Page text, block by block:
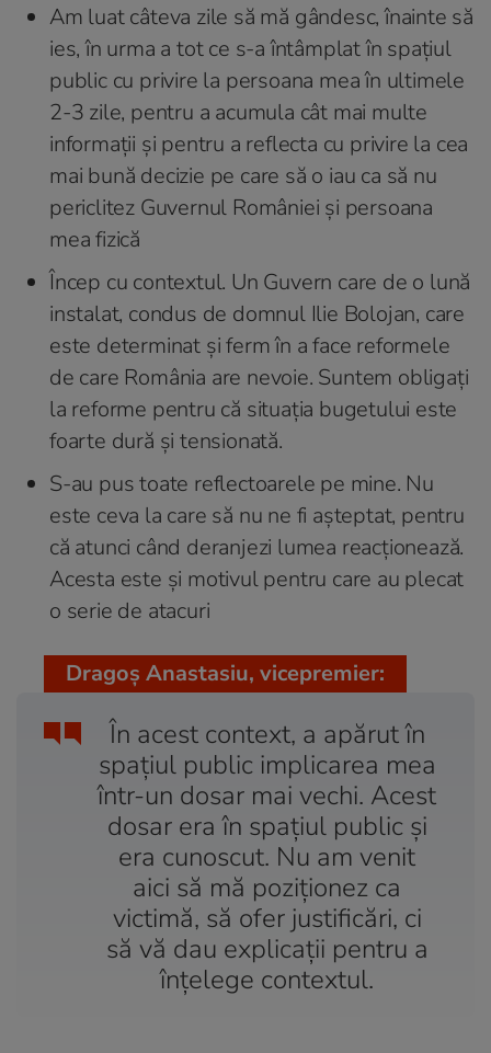
Am luat câteva zile să mă gândesc, înainte să
ies, în urma a tot ce s-a întâmplat în spațiul
public cu privire la persoana mea în ultimele
2-3 zile, pentru a acumula cât mai multe
informații și pentru a reflecta cu privire la cea
mai bună decizie pe care să o iau ca să nu
periclitez Guvernul României și persoana
mea fizică
Încep cu contextul. Un Guvern care de o lună
instalat, condus de domnul Ilie Bolojan, care
este determinat și ferm în a face reformele
de care România are nevoie. Suntem obligați
la reforme pentru că situația bugetului este
foarte dură și tensionată.
S-au pus toate reflectoarele pe mine. Nu
este ceva la care să nu ne fi așteptat, pentru
că atunci când deranjezi lumea reacționează.
Acesta este și motivul pentru care au plecat
o serie de atacuri
În acest context, a apărut în
spațiul public implicarea mea
într-un dosar mai vechi. Acest
dosar era în spațiul public și
era cunoscut. Nu am venit
aici să mă poziționez ca
victimă, să ofer justificări, ci
să vă dau explicații pentru a
înțelege contextul.
Dragoș Anastasiu, vicepremier: